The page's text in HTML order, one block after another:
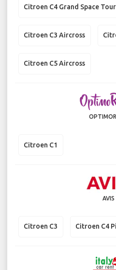
Citroen C4 Grand Space
Citroen C3 Aircross
Citroen C5 Aircross
Citroen C1
AVIS
Citroen C3 Citroen C4